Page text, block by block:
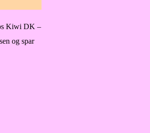
Kiwi DK –
og spar